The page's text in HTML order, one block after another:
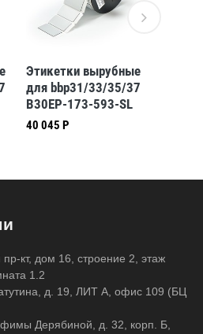
Этикетки вырубные
для bbp31/33/35/37
B30EP-173-593-SL
40 045 Р
пр-кт, дом 16, строение 2, этаж
1.2
д. 19, ЛИТ А, офис 109 (БЦ
Дерябиной, д. 32, корп. Б,